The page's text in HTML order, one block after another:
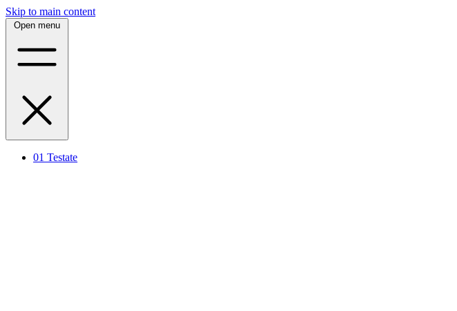
Skip to main content
Open menu
01 Testate